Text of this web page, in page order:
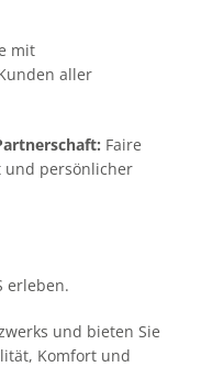
mit
aller
Faire
und persönlicher
erleben.
und bieten Sie
Komfort und